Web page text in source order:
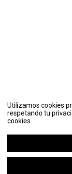
Utilizamos cookies
respetando tu
cookies.